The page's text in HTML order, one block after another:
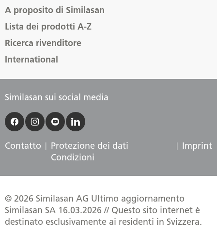
A proposito di Similasan
Lista dei prodotti A-Z
Ricerca rivenditore
International
Similasan sui social media
Contatto
Protezione dei dati
Condizioni
Imprint
© 2026 Similasan AG Ultimo aggiornamento
Similasan SA 16.03.2026 // Questo sito internet è
destinato esclusivamente ai residenti in Svizzera.